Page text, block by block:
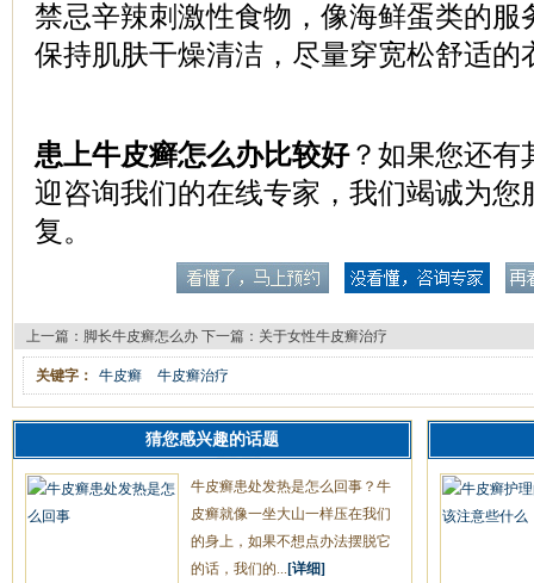
禁忌辛辣刺激性食物，像海鲜蛋类的服
保持肌肤干燥清洁，尽量穿宽松舒适的
患上牛皮癣怎么办比较好？如果您还有
迎咨询我们的在线专家，我们竭诚为您
复。
上一篇： 脚长牛皮癣怎么办 下一篇： 关于女性牛皮癣治疗
关键字： 牛皮癣 牛皮癣治疗
猜您感兴趣的话题
牛皮癣患处发热是怎么回事？牛
皮癣就像一坐大山一样压在我们
的身上，如果不想点办法摆脱它
的话，我们的... [详细]